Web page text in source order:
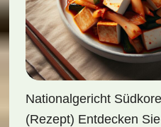
Nationalgericht
(Rezept) Entdecken